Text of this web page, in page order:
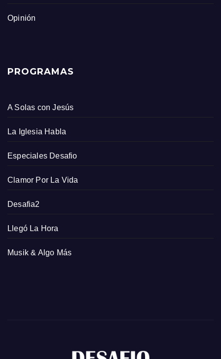
Opinión
PROGRAMAS
A Solas con Jesús
La Iglesia Habla
Especiales Desafio
Clamor Por La Vida
Desafia2
Llegó La Hora
Musik & Algo Más